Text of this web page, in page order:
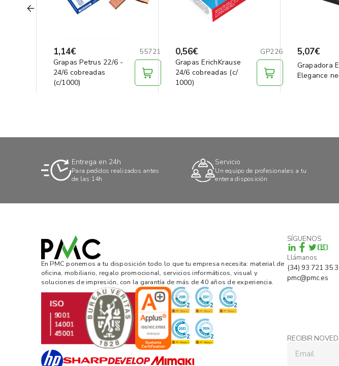
1,14€
55721
Grapas Petrus 22/6 -
24/6 cobreadas
(c/1000)
0,56€
GP226
Grapas ErichKrause
24/6 cobreadas (c/
1000)
5,07€
Grapadora
Elegance
Entrega en 24h
Para pedidos realizados antes
de las 14h
Servicio
Un equipo de profesionales a tu
entera disposición
En PMC ponemos a tu disposición todo lo que tu empresa necesita: material de
oficina, mobiliario, regalo promocional, servicios informáticos, visual y
soluciones de impresión, con la garantía de más de 40 años de experiencia.
SÍGUENOS
B
Llámanos
(34) 93 721 35
pmc@pmc.es
RECIBIR